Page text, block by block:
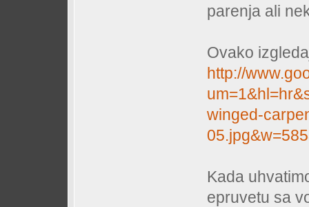
parenja ali
Ovako
http://
winged-
Kada
epruvetu sa